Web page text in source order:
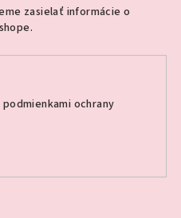
zasielať informácie o
podmienkami ochrany